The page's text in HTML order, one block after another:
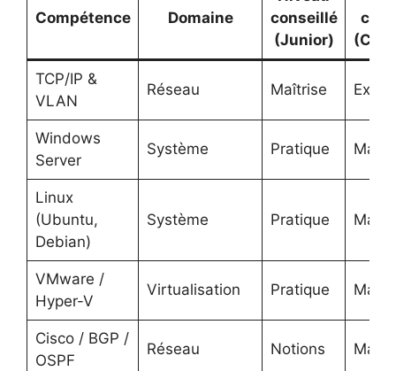
Compétence Domaine
conseillé
(Junior)
TCP/IP &
VLAN
Réseau Maîtrise
Windows
Server
Système Pratique
Linux
(Ubuntu,
Debian)
Système Pratique
VMware /
Hyper-V
Virtualisation Pratique
Cisco / BGP /
OSPF
Réseau Notions